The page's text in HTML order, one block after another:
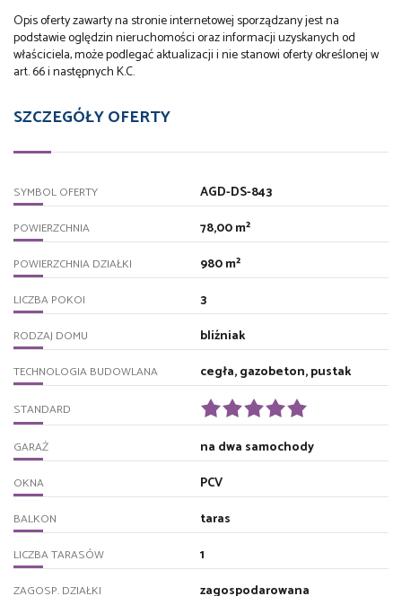
Opis oferty zawarty na stronie internetowej sporządzany jest na
podstawie oględzin nieruchomości oraz informacji uzyskanych od
właściciela, może podlegać aktualizacji i nie stanowi oferty określonej w
art. 66 i następnych K.C.
SZCZEGÓŁY OFERTY
SYMBOL OFERTY AGD-DS-843
POWIERZCHNIA 78,00 m²
POWIERZCHNIA DZIAŁKI 980 m²
LICZBA POKOI 3
RODZAJ DOMU bliźniak
TECHNOLOGIA BUDOWLANA cegła, gazobeton, pustak
STANDARD
GARAŻ na dwa samochody
OKNA PCV
BALKON taras
LICZBA TARASÓW 1
ZAGOSP. DZIAŁKI zagospodarowana